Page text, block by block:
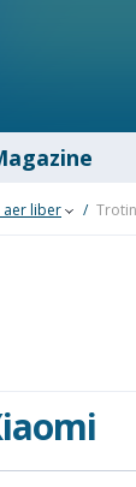
aer liber /